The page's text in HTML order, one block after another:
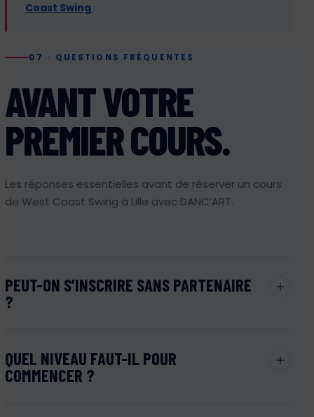
Coast Swing .
07 · QUESTIONS FRÉQUENTES
AVANT VOTRE
PREMIER COURS.
Les réponses essentielles avant de réserver un cours
de West Coast Swing à Lille avec DANC’ART.
PEUT-ON S’INSCRIRE SANS PARTENAIRE
?
organisées pendant certaines séances permettent
de pratiquer avec plusieurs partenaires et favorisent
QUEL NIVEAU FAUT-IL POUR
COMMENCER ?